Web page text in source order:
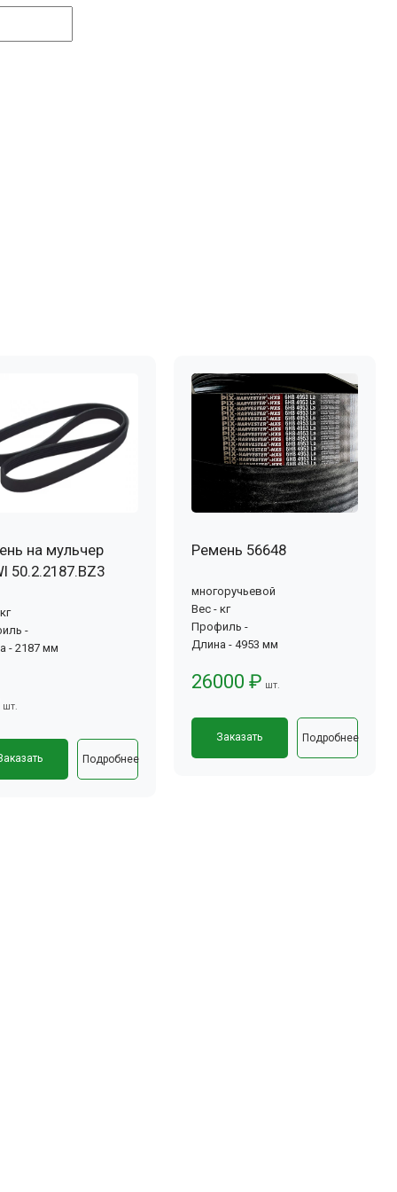
на мульчер
50.2.2187.BZ3
-
- 2187 мм
шт.
Подробнее
Ремень 56648
многоручьевой
Вес - кг
Профиль -
Длина - 4953 мм
26000 ₽ шт.
Заказать Подробнее